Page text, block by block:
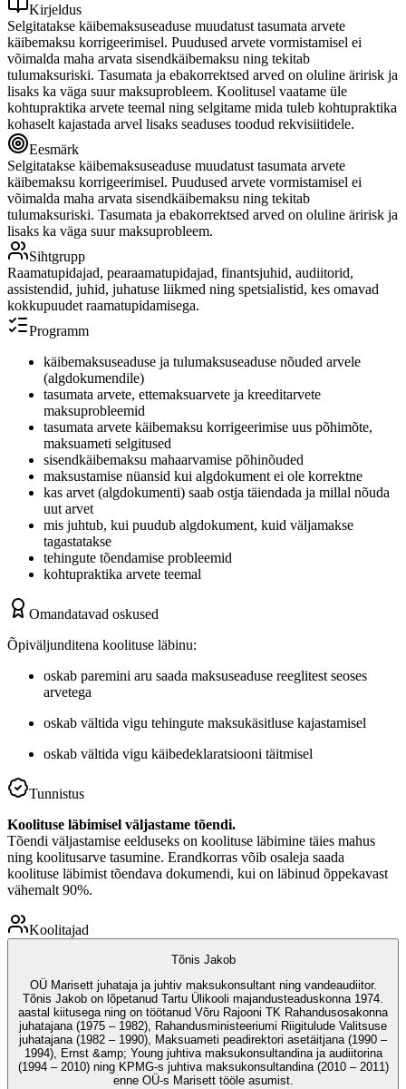
Kirjeldus
Selgitatakse käibemaksuseaduse muudatust tasumata arvete
käibemaksu korrigeerimisel. Puudused arvete vormistamisel ei
võimalda maha arvata sisendkäibemaksu ning tekitab
tulumaksuriski. Tasumata ja ebakorrektsed arved on oluline äririsk ja
lisaks ka väga suur maksuprobleem. Koolitusel vaatame üle
kohtupraktika arvete teemal ning selgitame mida tuleb kohtupraktika
kohaselt kajastada arvel lisaks seaduses toodud rekvisiitidele.
Eesmärk
Selgitatakse käibemaksuseaduse muudatust tasumata arvete
käibemaksu korrigeerimisel. Puudused arvete vormistamisel ei
võimalda maha arvata sisendkäibemaksu ning tekitab
tulumaksuriski. Tasumata ja ebakorrektsed arved on oluline äririsk ja
lisaks ka väga suur maksuprobleem.
Sihtgrupp
Raamatupidajad, pearaamatupidajad, finantsjuhid, audiitorid,
assistendid, juhid, juhatuse liikmed ning spetsialistid, kes omavad
kokkupuudet raamatupidamisega.
Programm
käibemaksuseaduse ja tulumaksuseaduse nõuded arvele
(algdokumendile)
tasumata arvete, ettemaksuarvete ja kreeditarvete
maksuprobleemid
tasumata arvete käibemaksu korrigeerimise uus põhimõte,
maksuameti selgitused
sisendkäibemaksu mahaarvamise põhinõuded
maksustamise nüansid kui algdokument ei ole korrektne
kas arvet (algdokumenti) saab ostja täiendada ja millal nõuda
uut arvet
mis juhtub, kui puudub algdokument, kuid väljamakse
tagastatakse
tehingute tõendamise probleemid
kohtupraktika arvete teemal
Omandatavad oskused
Õpiväljunditena koolituse läbinu:
oskab paremini aru saada maksuseaduse reeglitest seoses
arvetega
oskab vältida vigu tehingute maksukäsitluse kajastamisel
oskab vältida vigu käibedeklaratsiooni täitmisel
Tunnistus
Koolituse läbimisel väljastame tõendi.
Tõendi väljastamise eelduseks on koolituse läbimine täies mahus
ning koolitusarve tasumine. Erandkorras võib osaleja saada
koolituse läbimist tõendava dokumendi, kui on läbinud õppekavast
vähemalt 90%.
Koolitajad
Tõnis Jakob
OÜ Marisett juhataja ja juhtiv maksukonsultant ning vandeaudiitor.
Tõnis Jakob on lõpetanud Tartu Ülikooli majandusteaduskonna 1974.
aastal kiitusega ning on töötanud Võru Rajooni TK Rahandusosakonna
juhatajana (1975 – 1982), Rahandusministeeriumi Riigitulude Valitsuse
juhatajana (1982 – 1990), Maksuameti peadirektori asetäitjana (1990 –
1994), Ernst &amp; Young juhtiva maksukonsultandina ja audiitorina
(1994 – 2010) ning KPMG-s juhtiva maksukonsultandina (2010 – 2011)
enne OÜ-s Marisett tööle asumist.